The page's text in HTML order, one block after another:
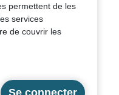
permettent de les
services
de couvrir les
fonction ou de